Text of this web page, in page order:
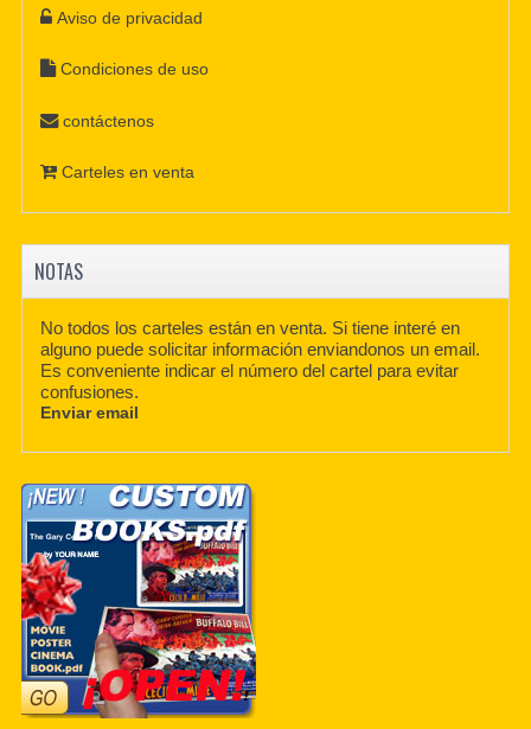
Aviso de privacidad
Condiciones de uso
contáctenos
Carteles en venta
NOTAS
No todos los carteles están en venta. Si tiene interé en
alguno puede solicitar información enviandonos un email.
Es conveniente indicar el número del cartel para evitar
confusiones.
Enviar email